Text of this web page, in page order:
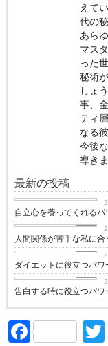
えて
代の
あら
マス
った
秘術
しょ
事、
ティ
なる
今後
導きま
最新の投稿
自立心を養ってくれるパ
love
人間関係が苦手な私に
love
ダイエットに役立つパワ
love
告白する時に役立つパワ